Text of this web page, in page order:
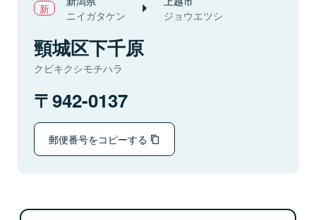
ニイガタケン ジョウエツシ
頸城区下千原
クビキクシモチハラ
942-0137
郵便番号をコピーする